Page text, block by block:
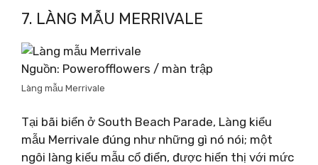
7. LÀNG MẪU MERRIVALE
Nguồn: Powerofflowers / màn trập
Làng mẫu Merrivale
Tại bãi biển ở South Beach Parade, Làng kiểu
mẫu Merrivale đúng như những gì nó nói; một
ngôi làng kiểu mẫu cổ điển, được hiển thị với mức